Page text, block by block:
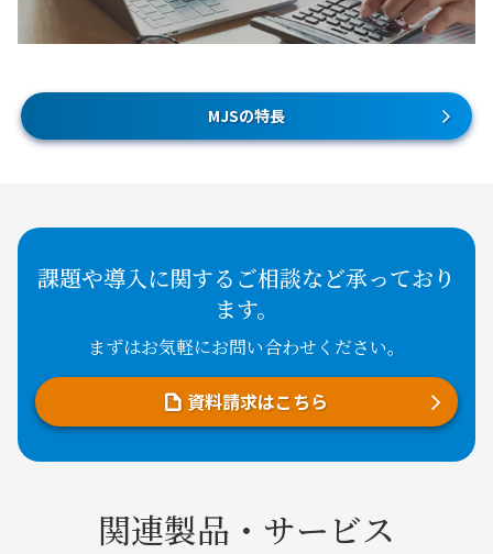
MJSの特長
課題や導入に関するご相談など承っており
ます。
まずはお気軽にお問い合わせください。
資料請求はこちら
関連製品・サービス